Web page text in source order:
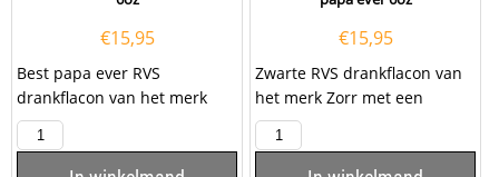
€15,95
Best papa ever RVS
drankflacon van het merk
Zorr met een inhoud van 6oz,
ofwel 180ml. De...
€15,95
Zwarte RVS drankflacon van
het merk Zorr met een
inhoud van 6oz, ofwel 180ml,
met de tekst...